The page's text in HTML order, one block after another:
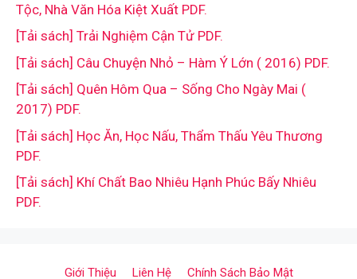
Tộc, Nhà Văn Hóa Kiệt Xuất PDF.
[Tải sách] Trải Nghiệm Cận Tử PDF.
[Tải sách] Câu Chuyện Nhỏ – Hàm Ý Lớn ( 2016) PDF.
[Tải sách] Quên Hôm Qua – Sống Cho Ngày Mai (
2017) PDF.
[Tải sách] Học Ăn, Học Nấu, Thẩm Thấu Yêu Thương
PDF.
[Tải sách] Khí Chất Bao Nhiêu Hạnh Phúc Bấy Nhiêu
PDF.
Giới Thiệu Liên Hệ Chính Sách Bảo Mật